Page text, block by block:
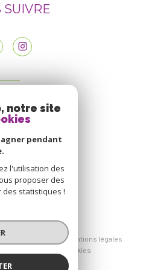
SUIVRE
droits réservés
Mentions légales
Cookies
notre site
pendant
l'utilisation des
proposer des
statistiques !